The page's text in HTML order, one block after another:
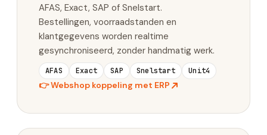
AFAS, Exact, SAP of Snelstart.
Bestellingen, voorraadstanden en
klantgegevens worden realtime
gesynchroniseerd, zonder handmatig werk.
AFAS Exact SAP Snelstart Unit4
👉Webshop koppeling met ERP